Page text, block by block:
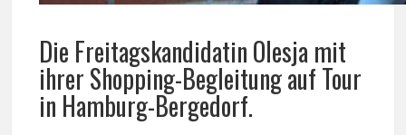
Die Freitagskandidatin Olesja mit
ihrer Shopping-Begleitung auf Tour
in Hamburg-Bergedorf.